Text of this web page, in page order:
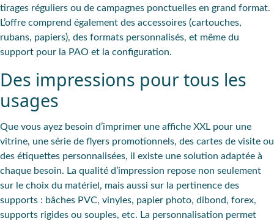
tirages réguliers ou de campagnes ponctuelles en grand format.
L’offre comprend également des accessoires (cartouches,
rubans, papiers), des formats personnalisés, et même du
support pour la PAO et la configuration.
Des impressions pour tous les
usages
Que vous ayez besoin d’imprimer une affiche XXL pour une
vitrine, une série de flyers promotionnels, des cartes de visite ou
des étiquettes personnalisées, il existe une solution adaptée à
chaque besoin. La qualité d’impression repose non seulement
sur le choix du matériel, mais aussi sur la pertinence des
supports : bâches PVC, vinyles, papier photo, dibond, forex,
supports rigides ou souples, etc. La personnalisation permet